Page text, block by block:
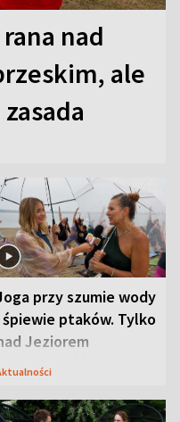
nad
ale
przy szumie wody
śpiewie ptaków. Tylko
Jeziorem